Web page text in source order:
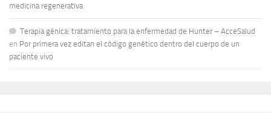
medicina regenerativa
Terapia génica: tratamiento para la enfermedad de Hunter – AcceSalud
en Por primera vez editan el código genético dentro del cuerpo de un
paciente vivo